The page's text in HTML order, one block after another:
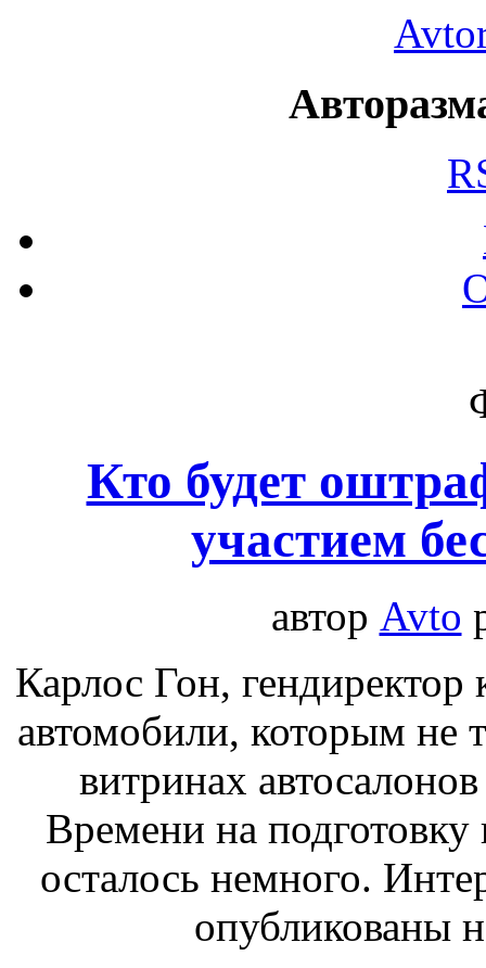
Кто будет
участием
автор Avto
Карлос Гон, гендиректор
автомобили, которым не
витринах
Времени на
осталось немного.
опубликованы